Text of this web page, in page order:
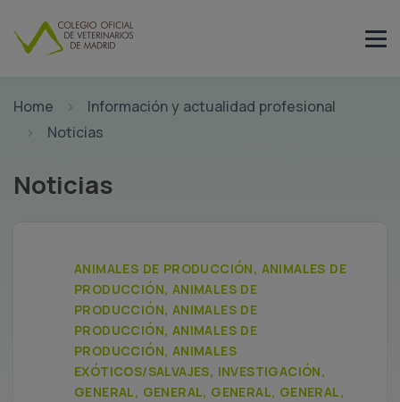
Home
Información y actualidad profesional
Noticias
Noticias
ANIMALES DE PRODUCCIÓN, ANIMALES DE
PRODUCCIÓN, ANIMALES DE
PRODUCCIÓN, ANIMALES DE
PRODUCCIÓN, ANIMALES DE
PRODUCCIÓN, ANIMALES
EXÓTICOS/SALVAJES, INVESTIGACIÓN,
GENERAL, GENERAL, GENERAL, GENERAL,